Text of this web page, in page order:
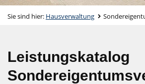
Sie sind hier: Hausverwaltung
Leistungskatalog